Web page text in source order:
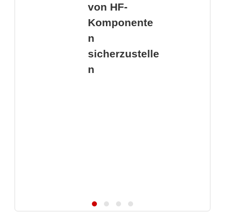
von HF-
Komponente
n
sicherzustelle
n